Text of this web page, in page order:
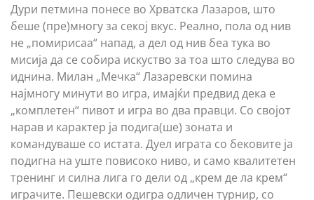
Дури петмина понесе во Хрватска Лазаров, што
беше (пре)многу за секој вкус. Реално, пола од нив
не „помирисаа“ напад, а дел од нив беа тука во
мисија да се собира искуство за тоа што следува во
иднина. Милан „Мечка“ Лазаревски помина
најмногу минути во игра, имајќи предвид дека е
„комплетен“ пивот и игра во два правци. Со својот
нарав и карактер ја подига(ше) зоната и
командуваше со истата. Дуел играта со бековите ја
подигна на уште повисоко ниво, и само квалитетен
тренинг и силна лига го дели од „крем де ла крем“
играчите. Пешевски одигра одличен турнир, со